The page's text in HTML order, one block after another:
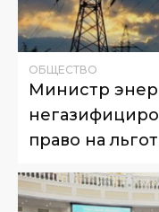
ОБЩЕСТВО
Министр
право на